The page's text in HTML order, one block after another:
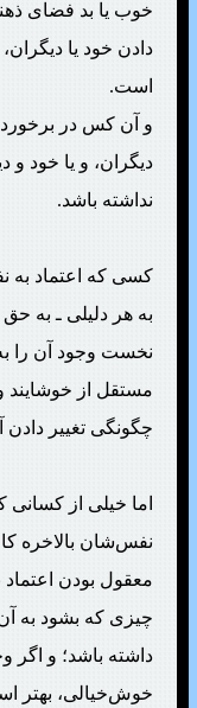
خوب یا بد فضای
دادن خود یا
است.
و آن کس در برخورد
دیگران، و یا خود و
نداشته باشد.
کسی که اعتماد به
به هر دلیلی ـ به
نخست وجود آن را
مستقل از خوشایند
چگونگی تغییر
اما خیلی از کسانی
نفس‌شان بالاخره
معقول بودن
چیزی که بشود به آن
داشته باشد؛ و اگر
خوش‌خیالی، بهتر